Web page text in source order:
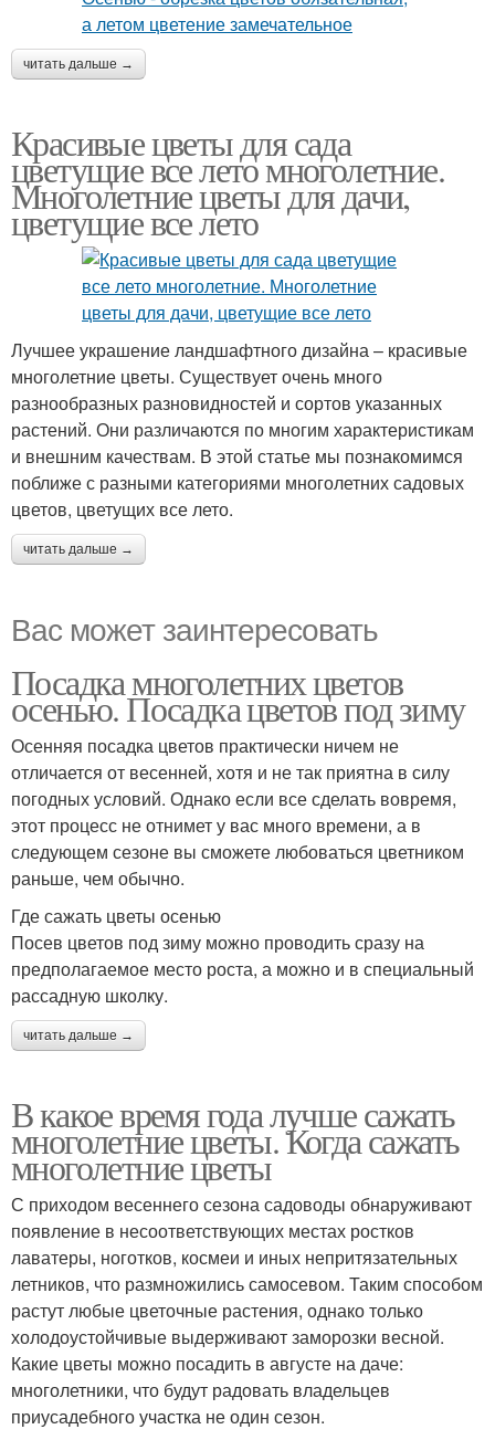
читать дальше →
Красивые цветы для сада
цветущие все лето многолетние.
Многолетние цветы для дачи,
цветущие все лето
Лучшее украшение ландшафтного дизайна – красивые
многолетние цветы. Существует очень много
разнообразных разновидностей и сортов указанных
растений. Они различаются по многим характеристикам
и внешним качествам. В этой статье мы познакомимся
поближе с разными категориями многолетних садовых
цветов, цветущих все лето.
читать дальше →
Вас может заинтересовать
Посадка многолетних цветов
осенью. Посадка цветов под зиму
Осенняя посадка цветов практически ничем не
отличается от весенней, хотя и не так приятна в силу
погодных условий. Однако если все сделать вовремя,
этот процесс не отнимет у вас много времени, а в
следующем сезоне вы сможете любоваться цветником
раньше, чем обычно.
Где сажать цветы осенью
Посев цветов под зиму можно проводить сразу на
предполагаемое место роста, а можно и в специальный
рассадную школку.
читать дальше →
В какое время года лучше сажать
многолетние цветы. Когда сажать
многолетние цветы
С приходом весеннего сезона садоводы обнаруживают
появление в несоответствующих местах ростков
лаватеры, ноготков, космеи и иных непритязательных
летников, что размножились самосевом. Таким способом
растут любые цветочные растения, однако только
холодоустойчивые выдерживают заморозки весной.
Какие цветы можно посадить в августе на даче:
многолетники, что будут радовать владельцев
приусадебного участка не один сезон.